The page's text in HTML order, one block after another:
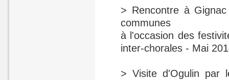
> Rencontre à
communes
à l'occasion des
inter-chorales - Mai
> Visite d'Ogulin par